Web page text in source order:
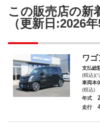
ミラ
この販売店の新
（更新日:2026年
ワ
支払総
(税込)(
車両本
(税込)
年式
走行